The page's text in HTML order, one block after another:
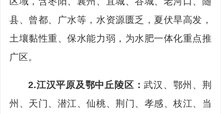
县、曾都、广水等，水资源匮乏，夏伏旱高发，
土壤黏性重、保水能力弱，为水肥一体化重点推
广区。
2.江汉平原及鄂中丘陵区：武汉、鄂州、荆
州、天门、潜江、仙桃、荆门、孝感、枝江、当